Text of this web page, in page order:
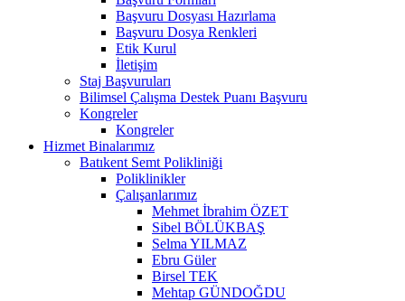
Başvuru Dosyası Hazırlama
Başvuru Dosya Renkleri
Etik Kurul
İletişim
Staj Başvuruları
Bilimsel Çalışma Destek Puanı Başvuru
Kongreler
Kongreler
Hizmet Binalarımız
Batıkent Semt Polikliniği
Poliklinikler
Çalışanlarımız
Mehmet İbrahim ÖZET
Sibel BÖLÜKBAŞ
Selma YILMAZ
Ebru Güler
Birsel TEK
Mehtap GÜNDOĞDU